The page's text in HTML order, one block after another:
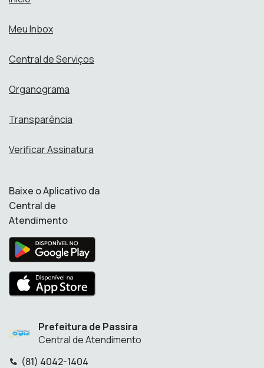
Meu Inbox
Central de Serviços
Organograma
Transparência
Verificar Assinatura
Baixe o Aplicativo da
Central de
Atendimento
Prefeitura de Passira
Central de Atendimento
(81) 4042-1404